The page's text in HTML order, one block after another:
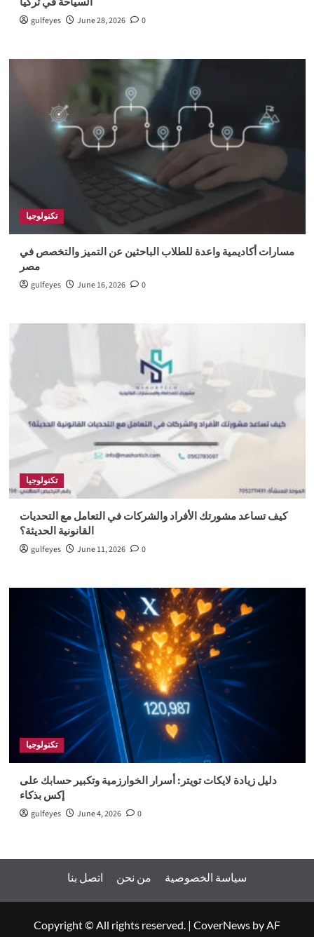
gulfeyes June 28, 2026 0
تكنولوجيا
مسارات أكاديمية واعدة للطلاب الباحثين عن التميز والتخصص في
مصر
gulfeyes June 16, 2026 0
تكنولوجيا
كيف تساعد مشورتك الأفراد والشركات في التعامل مع التحديات
القانونية الحديثة؟
gulfeyes June 11, 2026 0
تكنولوجيا
دليل زيادة لايكات تويتر: أسرار الخوارزمية وتكبير حسابك على
إكس بذكاء
gulfeyes June 4, 2026 0
اتصل بنا من نحن سياسة الخصوصية
Copyright © All rights reserved. | CoverNews by AF